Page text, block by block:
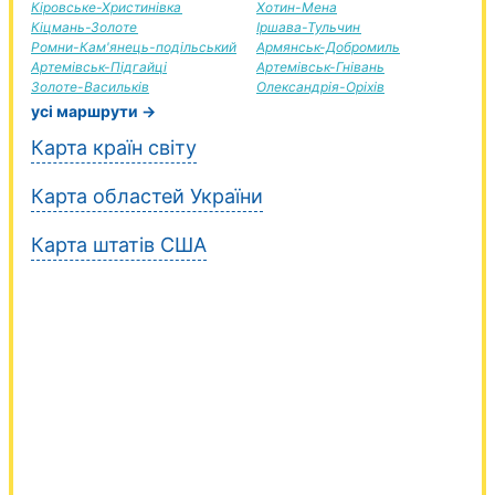
Кіровське-Христинівка
Кіцмань-Золоте
Ромни-Кам'янець-подільський
Артемівськ-Підгайці
Золоте-Васильків
Хотин-Мена
Іршава-Тульчин
Армянськ-Добромиль
Артемівськ-Гнівань
Олександрія-Оріхів
усі маршрути →
Карта країн світу
Карта областей України
Карта штатів США